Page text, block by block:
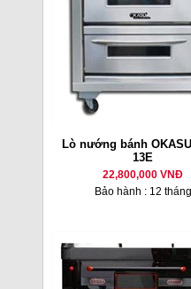
Lò nướng bánh
13E
22,800,000 VNĐ
Bảo hành : 12 tháng